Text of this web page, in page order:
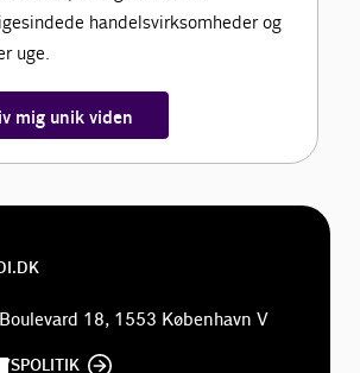
handelsvirksomheder og
uge.
mig unik viden
18, 1553 København V